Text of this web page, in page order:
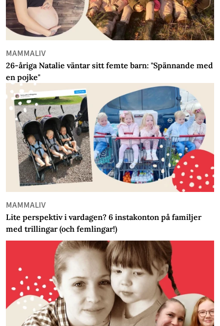
MAMMALIV
26-åriga Natalie väntar sitt femte barn: "Spännande med
en pojke"
MAMMALIV
Lite perspektiv i vardagen? 6 instakonton på familjer
med trillingar (och femlingar!)